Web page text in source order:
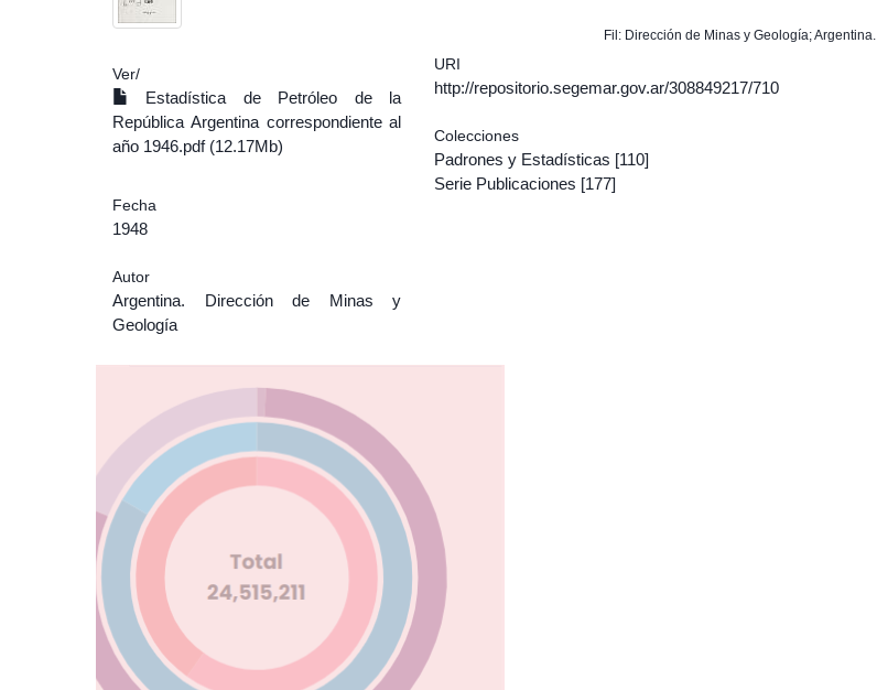
Ver/
Estadística de Petróleo de la
República Argentina correspondiente al
año 1946.pdf (12.17Mb)
Fecha
1948
Autor
Argentina. Dirección de Minas y
Geología
Fil: Dirección de Minas y Geología; Argentina.
URI
http://repositorio.segemar.gov.ar/308849217/710
Colecciones
Padrones y Estadísticas [110]
Serie Publicaciones [177]